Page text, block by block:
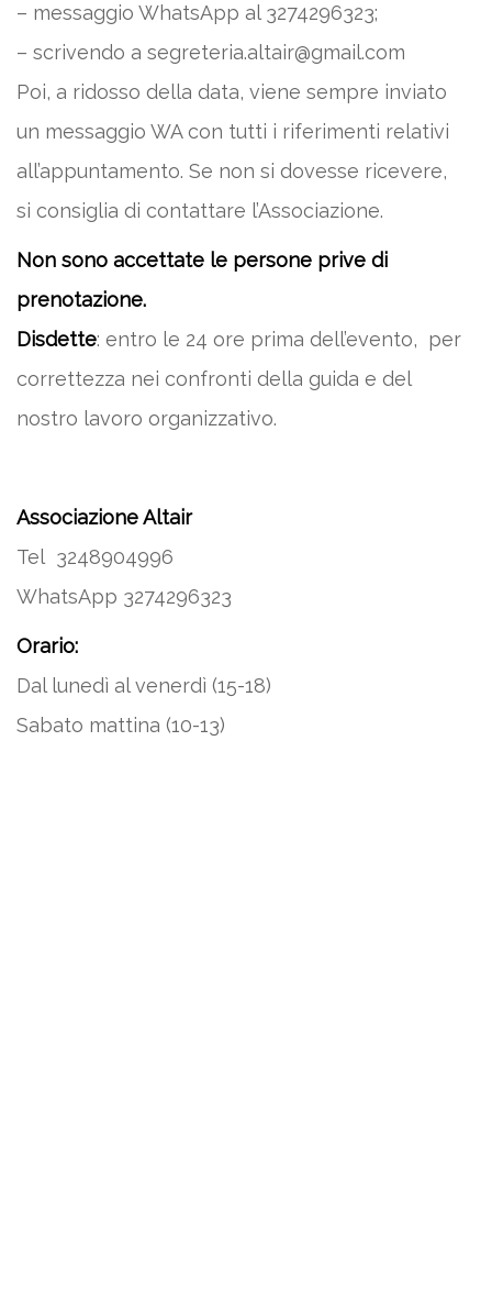
– messaggio WhatsApp al 3274296323;
– scrivendo a segreteria.altair@gmail.com
Poi, a ridosso della data, viene sempre inviato
un messaggio WA con tutti i riferimenti relativi
all’appuntamento. Se non si dovesse ricevere,
si consiglia di contattare l’Associazione.
Non sono accettate le persone prive di
prenotazione.
Disdette: entro le 24 ore prima dell’evento, per
correttezza nei confronti della guida e del
nostro lavoro organizzativo.
Associazione Altair
Tel 3248904996
WhatsApp 3274296323
Orario:
Dal lunedì al venerdì (15-18)
Sabato mattina (10-13)